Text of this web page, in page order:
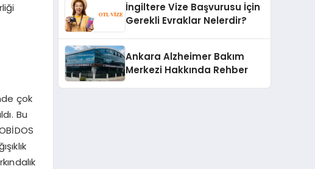
çok
Bu
İngiltere Vize Başvurusu İçin
Gerekli Evraklar Nelerdir?
Ankara Alzheimer Bakım
Merkezi Hakkında Rehber